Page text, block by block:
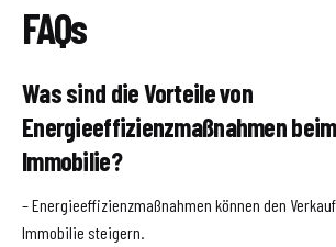
FAQs
Was sind die Vorteile von
Energieeffizienzmaßnahmen
Immobilie?
– Energieeffizienzmaßnahmen können den
Immobilie steigern.